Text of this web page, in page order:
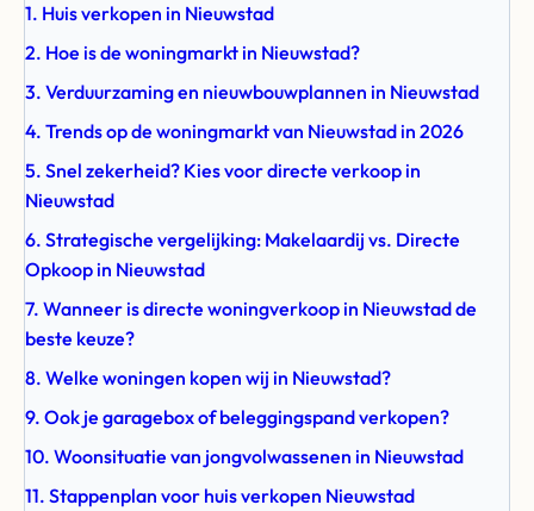
1. Huis verkopen in Nieuwstad
2. Hoe is de woningmarkt in Nieuwstad?
3. Verduurzaming en nieuwbouwplannen in Nieuwstad
4. Trends op de woningmarkt van Nieuwstad in 2026
5. Snel zekerheid? Kies voor directe verkoop in
Nieuwstad
6. Strategische vergelijking: Makelaardij vs. Directe
Opkoop in Nieuwstad
7. Wanneer is directe woningverkoop in Nieuwstad de
beste keuze?
8. Welke woningen kopen wij in Nieuwstad?
9. Ook je garagebox of beleggingspand verkopen?
10. Woonsituatie van jongvolwassenen in Nieuwstad
11. Stappenplan voor huis verkopen Nieuwstad